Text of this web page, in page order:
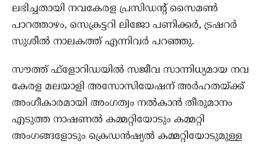
ലഭിച്ചതായി നവകേരള പ്രസിഡന്റ് സൈമണ്‍
പാറത്താഴം, സെക്രട്ടറി ലിജോ പണിക്കര്‍, ട്രഷറര്‍
സുശീല്‍ നാലകത്ത് എന്നിവര്‍ പറഞ്ഞു.
സൗത്ത് ഫ്‌ളോറിഡയില്‍ സജീവ സാന്നിധ്യമായ നവ
കേരള മലയാളി അസോസിയേഷന് അര്‍ഹതയ്ക്ക്
അംഗീകാരമായി അംഗത്വം നല്‍കാന്‍ തീരുമാനം
എടുത്ത നാഷണല്‍ കമ്മറ്റിയോടും കമ്മറ്റി
അംഗങ്ങളോടും ക്രെഡന്‍ഷ്യല്‍ കമ്മറ്റിയോടുമുള്ള